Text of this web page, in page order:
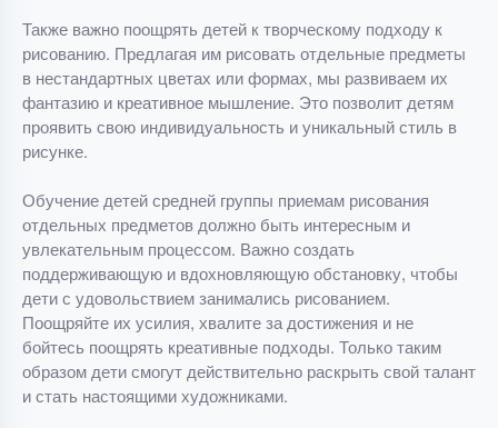
Также важно поощрять детей к творческому подходу к
рисованию. Предлагая им рисовать отдельные предметы
в нестандартных цветах или формах, мы развиваем их
фантазию и креативное мышление. Это позволит детям
проявить свою индивидуальность и уникальный стиль в
рисунке.
Обучение детей средней группы приемам рисования
отдельных предметов должно быть интересным и
увлекательным процессом. Важно создать
поддерживающую и вдохновляющую обстановку, чтобы
дети с удовольствием занимались рисованием.
Поощряйте их усилия, хвалите за достижения и не
бойтесь поощрять креативные подходы. Только таким
образом дети смогут действительно раскрыть свой талант
и стать настоящими художниками.